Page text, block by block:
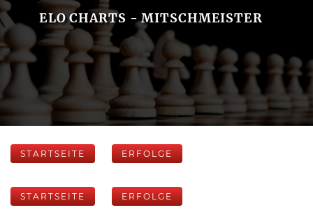
ELO CHARTS - MITSCHMEISTER
STARTSEITE ERFOLGE
STARTSEITE ERFOLGE